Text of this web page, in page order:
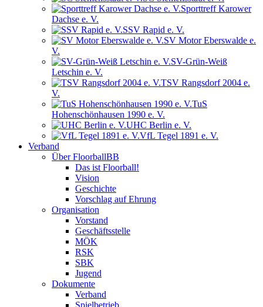
Sporttreff Karower
Dachse e. V.
SSV Rapid e. V.
SV Motor Eberswalde e.
V.
SV-Grün-Weiß
Letschin e. V.
TSV Rangsdorf 2004 e.
V.
TuS
Hohenschönhausen 1990 e. V.
UHC Berlin e. V.
VfL Tegel 1891 e. V.
Verband
Über FloorballBB
Das ist Floorball!
Vision
Geschichte
Vorschlag auf Ehrung
Organisation
Vorstand
Geschäftsstelle
MÖK
RSK
SBK
Jugend
Dokumente
Verband
Spielbetrieb